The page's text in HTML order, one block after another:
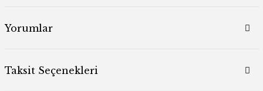
Yorumlar
Taksit Seçenekleri